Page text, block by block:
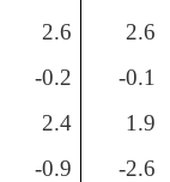
2.6
2.6
-0.2
-0.1
2.4
1.9
-0.9
-2.6